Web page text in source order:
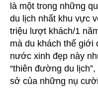
là một trong những
du lịch nhất khu vực
triệu lượt khách/1
mà du khách thế giới
nước xinh đẹp này
“thiên đường du
sở của những nụ